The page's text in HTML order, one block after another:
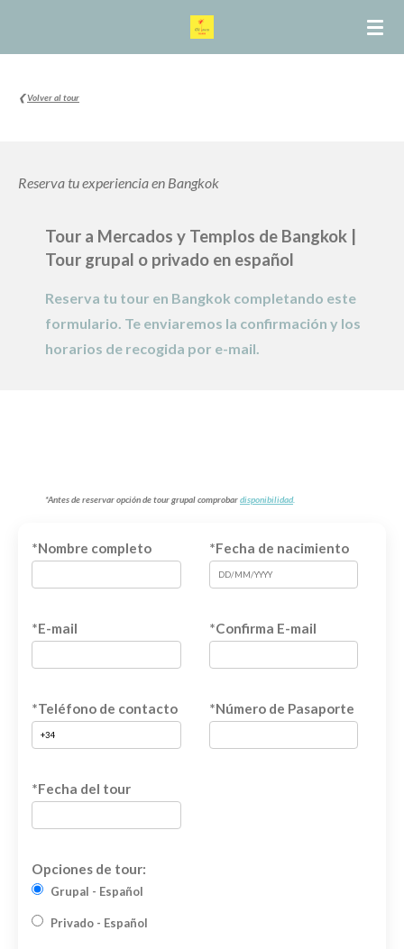
principal
❮Volver al tour
Reserva tu experiencia en Bangkok
Tour a Mercados y Templos de Bangkok
Tour grupal o privado en español
Reserva tu tour en Bangkok completando este
formulario. Te enviaremos la confirmación y los
horarios de recogida por e-mail.
*Antes de reservar opción de tour grupal comprobardisponibilidad.
*Nombre completo *Fecha de nacimiento
*E-mail *Confirma E-mail
*Teléfono de contacto *Número de Pasaporte
*Fecha del tour
Opciones de tour:
Grupal - Español
Privado - Español